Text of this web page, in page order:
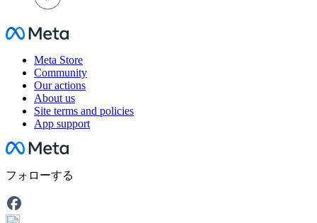
Facebook
Meta Store
Community
Our actions
About us
Site terms and policies
App support
Facebook
フォローする